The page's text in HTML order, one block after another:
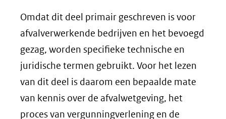
Omdat dit deel primair geschreven is voor
afvalverwerkende bedrijven en het bevoegd
gezag, worden specifieke technische en
juridische termen gebruikt. Voor het lezen
van dit deel is daarom een bepaalde mate
van kennis over de afvalwetgeving, het
proces van vergunningverlening en de